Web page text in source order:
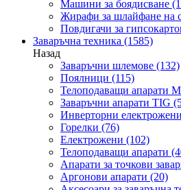
Машини за боядисване
Жирафи за шлайфане на
Повдигачи за
Заваръчна техника (1585)
Назад
Заваръчни шлемове (132)
Поялници (115)
Телоподаващи апарати
Заваръчни апарати TIG
Инверторни електрожени
Горелки (76)
Електрожени (102)
Телоподаващи апарати
Апарати за точкови
Аргонови апарати (20)